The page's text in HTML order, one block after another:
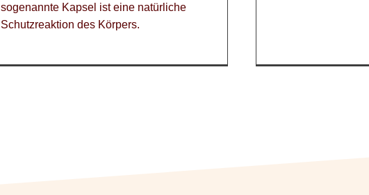
sogenannte Kapsel ist eine natürliche
Schutzreaktion des Körpers.